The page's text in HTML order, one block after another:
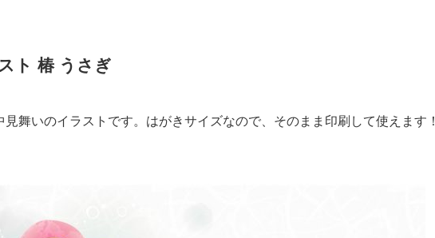
ト 椿 うさぎ
舞いのイラストです。はがきサイズなので、そのまま印刷して使えます！